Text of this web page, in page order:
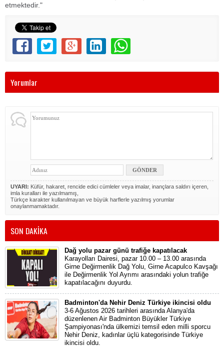
etmektedir."
Yorumlar
UYARI: Küfür, hakaret, rencide edici cümleler veya imalar, inançlara saldırı içeren,
imla kuralları ile yazılmamış,
Türkçe karakter kullanılmayan ve büyük harflerle yazılmış yorumlar
onaylanmamaktadır.
SON DAKİKA
Dağ yolu pazar günü trafiğe kapatılacak
Karayolları Dairesi, pazar 10.00 – 13.00 arasında
Girne Değirmenlik Dağ Yolu, Girne Acapulco Kavşağı
ile Değirmenlik Yol Ayrımı arasındaki yolun trafiğe
kapatılacağını duyurdu.
Badminton'da Nehir Deniz Türkiye ikincisi oldu
3-6 Ağustos 2026 tarihleri arasında Alanya'da
düzenlenen Air Badminton Büyükler Türkiye
Şampiyonası'nda ülkemizi temsil eden milli sporcu
Nehir Deniz, kadınlar üçlü kategorisinde Türkiye
ikincisi oldu.